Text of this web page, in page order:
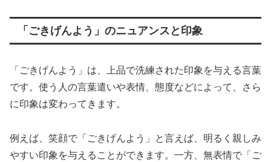
「ごきげんよう」のニュアンスと印象
「ごきげんよう」は、上品で洗練された印象を与える言葉
です。使う人の言葉遣いや表情、態度などによって、さら
に印象は変わってきます。
例えば、笑顔で「ごきげんよう」と言えば、明るく親しみ
やすい印象を与えることができます。一方、無表情で「ご